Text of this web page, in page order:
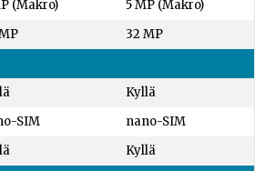
(Makro)
5 MP (Makro)
32 MP
Kyllä
SIM
nano-SIM
Kyllä